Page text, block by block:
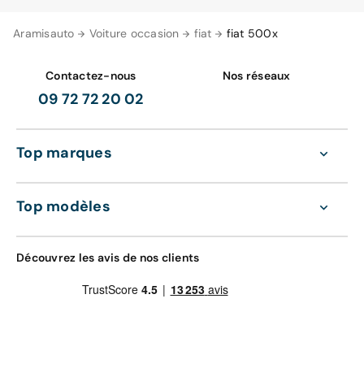
Aramisauto Voiture occasion fiat fiat 500x
Contactez-nous
09 72 72 20 02
Nos réseaux
Top marques
Top modèles
Découvrez les avis de nos clients